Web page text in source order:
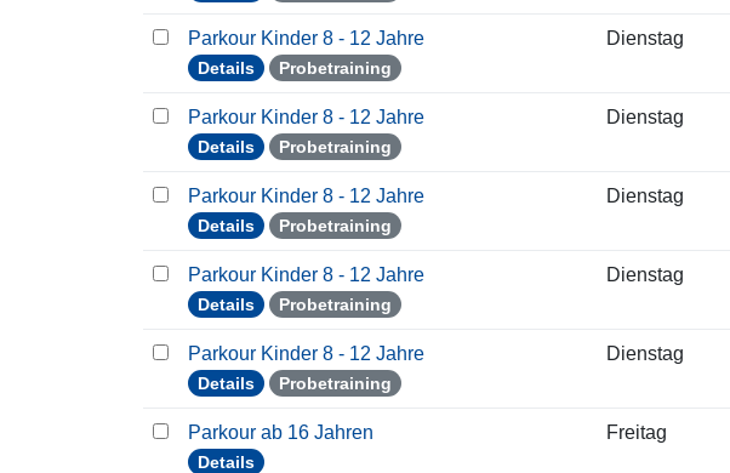
Parkour Kinder 8 - 12 Jahre
Details Probetraining
Dienstag
Parkour Kinder 8 - 12 Jahre
Details Probetraining
Dienstag
Parkour Kinder 8 - 12 Jahre
Details Probetraining
Dienstag
Parkour Kinder 8 - 12 Jahre
Details Probetraining
Dienstag
Parkour Kinder 8 - 12 Jahre
Details Probetraining
Dienstag
Parkour ab 16 Jahren
Details
Freitag